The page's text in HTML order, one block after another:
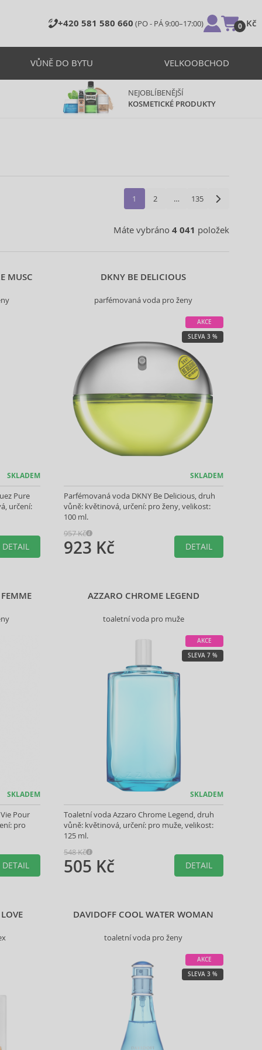
+420 581 580 660 (PO - PÁ 9:00–17:00) 0
0 Kč
VŮNĚ DO BYTU VELKOOBCHOD
NEJOBLÍBENĚJŠÍ
KOSMETICKÉ PRODUKTY
1 2 … 135
Máte vybráno 4 041 položek
MUSC
SKLADEM
Pure
určení:
DETAIL
DKNY BE DELICIOUS
parfémovaná voda pro ženy
AKCE
SLEVA 3 %
SKLADEM
Parfémovaná voda DKNY Be Delicious, druh
vůně: květinová, určení: pro ženy, velikost:
100 ml.
957 Kč
923 Kč DETAIL
SKLADEM
Pour
pro
DETAIL
AZZARO CHROME LEGEND
toaletní voda pro muže
AKCE
SLEVA 7 %
SKLADEM
Toaletní voda Azzaro Chrome Legend, druh
vůně: květinová, určení: pro muže, velikost:
125 ml.
548 Kč
505 Kč DETAIL
DAVIDOFF COOL WATER WOMAN
toaletní voda pro ženy
AKCE
SLEVA 3 %